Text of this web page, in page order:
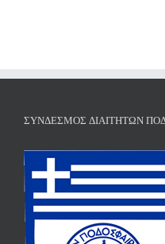
ΣΎΝΔΕΣΜΟΣ ΔΙΑΙΤΗΤΏΝ